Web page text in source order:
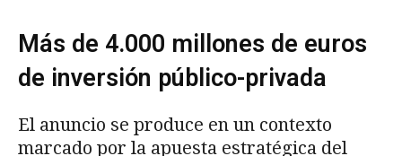
Más de 4.000 millones de euros
de inversión público-privada
El anuncio se produce en un contexto
marcado por la apuesta estratégica del